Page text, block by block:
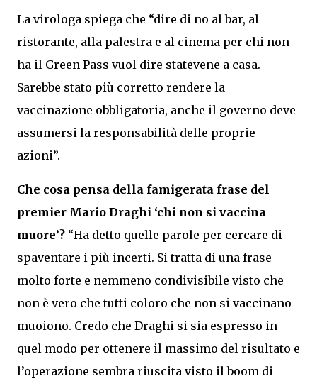
La virologa spiega che “dire di no al bar, al
ristorante, alla palestra e al cinema per chi non
ha il Green Pass vuol dire statevene a casa.
Sarebbe stato più corretto rendere la
vaccinazione obbligatoria, anche il governo deve
assumersi la responsabilità delle proprie
azioni”.
Che cosa pensa della famigerata frase del
premier Mario Draghi ‘chi non si vaccina
muore’? “Ha detto quelle parole per cercare di
spaventare i più incerti. Si tratta di una frase
molto forte e nemmeno condivisibile visto che
non è vero che tutti coloro che non si vaccinano
muoiono. Credo che Draghi si sia espresso in
quel modo per ottenere il massimo del risultato e
l’operazione sembra riuscita visto il boom di